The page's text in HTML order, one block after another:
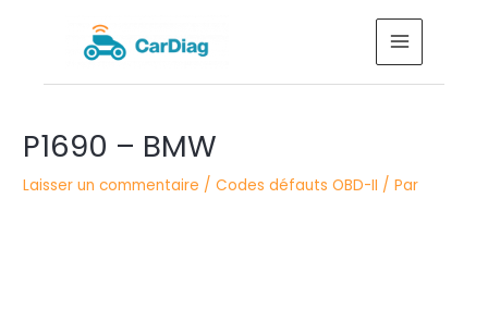
MAIN
MENU
P1690 – BMW
Laisser un commentaire /Codes défauts OBD-II / Par
des
articles